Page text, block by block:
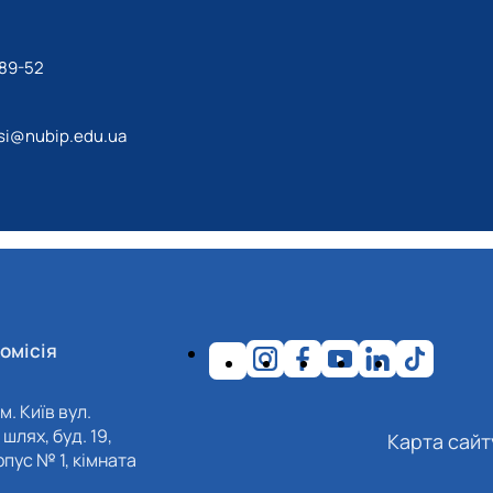
52
Київ вул.
буд. 19,
№ 1, кімната
Карта